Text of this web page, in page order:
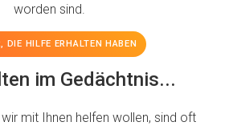
worden sind.
DIE HILFE ERHALTEN HABEN
im Gedächtnis...
wir mit Ihnen helfen wollen, sind oft